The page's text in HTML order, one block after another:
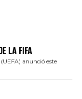
LA FIFA
anunció este